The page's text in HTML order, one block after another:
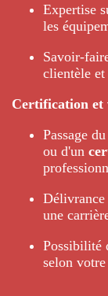
Expertise
les
Savoir-
clientèle
Certification et
Passage
ou d'un
Délivrance
une
Possibilité
selon